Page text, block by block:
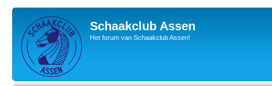
Schaakclub Assen
Het forum van Schaakclub Assen!